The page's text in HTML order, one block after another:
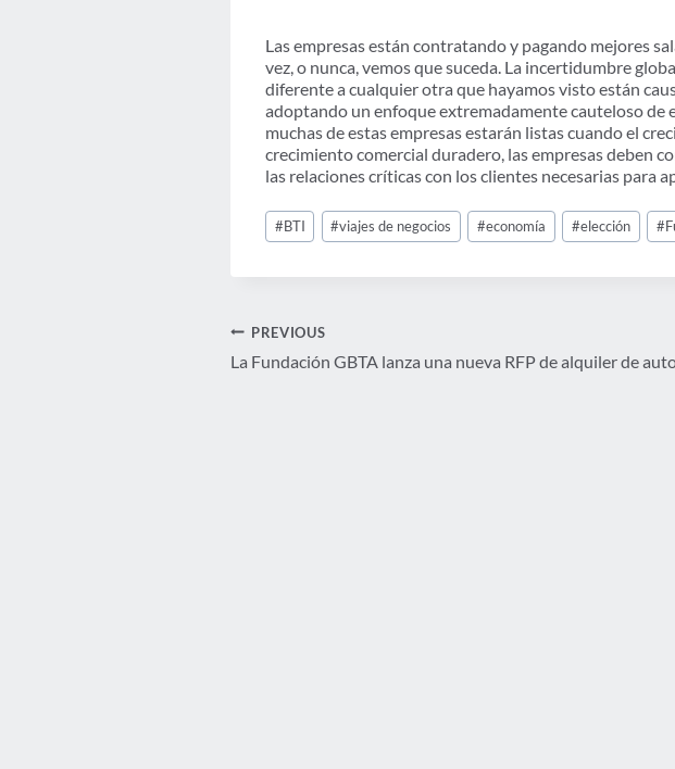
Las empresas están contratando y pagando mejores
vez, o nunca, vemos que suceda. La incertidumbre
diferente a cualquier otra que hayamos visto están
adoptando un enfoque extremadamente cauteloso de
muchas de estas empresas estarán listas cuando el
crecimiento comercial duradero, las empresas deben
las relaciones críticas con los clientes necesarias para
Post
Tags:
#BTI #viajes de negocios #economía #elección #
Navegación
PREVIOUS
La Fundación GBTA lanza una nueva RFP de alquiler de